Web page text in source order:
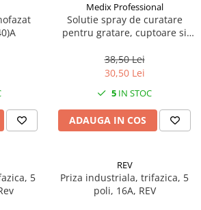
Medix Professional
Solutie spray de curatare
pentru gratare, cuptoare si
Professional
38,50 Lei
30,50 Lei
5 IN STOC
ADAUGA IN COS
5
REV
Priza industriala, trifazica, 5
poli, 16A, REV